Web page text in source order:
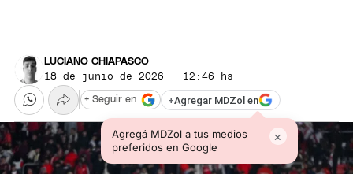
LUCIANO CHIAPASCO
18 de junio de 2026 · 12:46 hs
+Agregar MDZol en
Agregá MDZol a tus medios
preferidos en Google
×
+ Seguir en